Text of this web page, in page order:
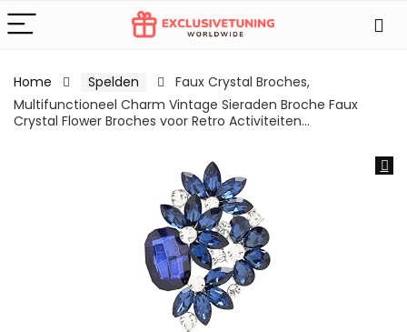
Home Spelden
Faux Crystal Broches,
Multifunctioneel Charm Vintage Sieraden Broche Faux
Crystal Flower Broches voor Retro Activiteiten…